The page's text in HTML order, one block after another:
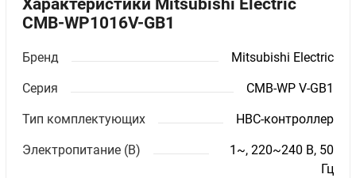
Характеристики Mitsubishi Electric
CMB-WP1016V-GB1
Бренд Mitsubishi Electric
Серия CMB-WP V-GB1
Тип комплектующих HBC-контроллер
Электропитание (В)
1~, 220~240 В, 50
Гц